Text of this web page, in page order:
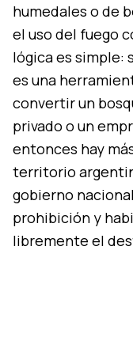
humedales o de
el uso del fuego
lógica es simple:
es una
convertir un
privado o un
entonces hay
territorio
gobierno
prohibición y
libremente el